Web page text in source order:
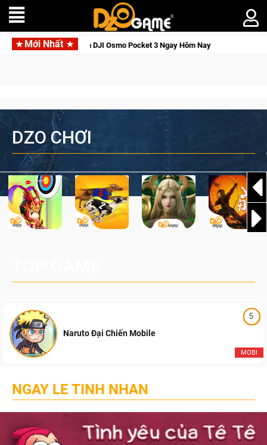
Mới Nhất
Tỉnh, Săn DJI Osmo Pocket 3 Ngay Hôm Nay
DZO CHƠI
5
MOBI
Naruto Đại Chiến Mobile
NGAY LE TINH NHAN